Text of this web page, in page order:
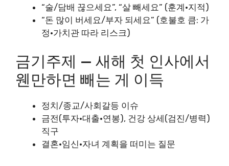
“술/담배 끊으세요”, “살 빼세요” (훈계·지적)
“돈 많이 버세요/부자 되세요” (호불호 큼: 가
정·가치관 따라 리스크)
금기주제 — 새해 첫 인사에서
웬만하면 빼는 게 이득
정치/종교/사회갈등 이슈
금전(투자·대출·연봉), 건강 상세(검진/병력)
직구
결혼·임신·자녀 계획을 떠미는 질문